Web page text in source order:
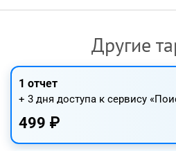
Другие
1 отчет
+ 3 дня доступа к сервису
499 ₽